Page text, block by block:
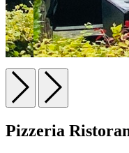
Pizzeria